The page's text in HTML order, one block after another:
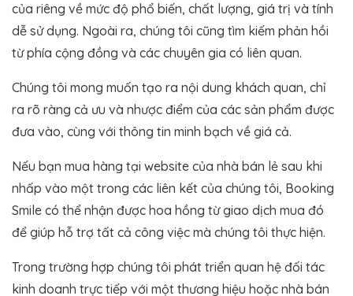
của riêng về mức độ phổ biến, chất lượng, giá trị và tính
dễ sử dụng. Ngoài ra, chúng tôi cũng tìm kiếm phản hồi
từ phía cộng đồng và các chuyên gia có liên quan.
Chúng tôi mong muốn tạo ra nội dung khách quan, chỉ
ra rõ ràng cả ưu và nhược điểm của các sản phẩm được
đưa vào, cùng với thông tin minh bạch về giá cả.
Nếu bạn mua hàng tại website của nhà bán lẻ sau khi
nhấp vào một trong các liên kết của chúng tôi, Booking
Smile có thể nhận được hoa hồng từ giao dịch mua đó
để giúp hỗ trợ tất cả công việc mà chúng tôi thực hiện.
Trong trường hợp chúng tôi phát triển quan hệ đối tác
kinh doanh trực tiếp với một thương hiệu hoặc nhà bán